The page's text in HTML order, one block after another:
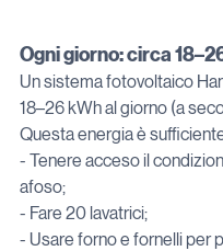
Ogni giorno: circa
Un sistema fotovoltaico
18–26 kWh al giorno (a
Questa energia è
- Tenere acceso il
afoso;
- Fare 20 lavatrici;
- Usare forno e fornelli per